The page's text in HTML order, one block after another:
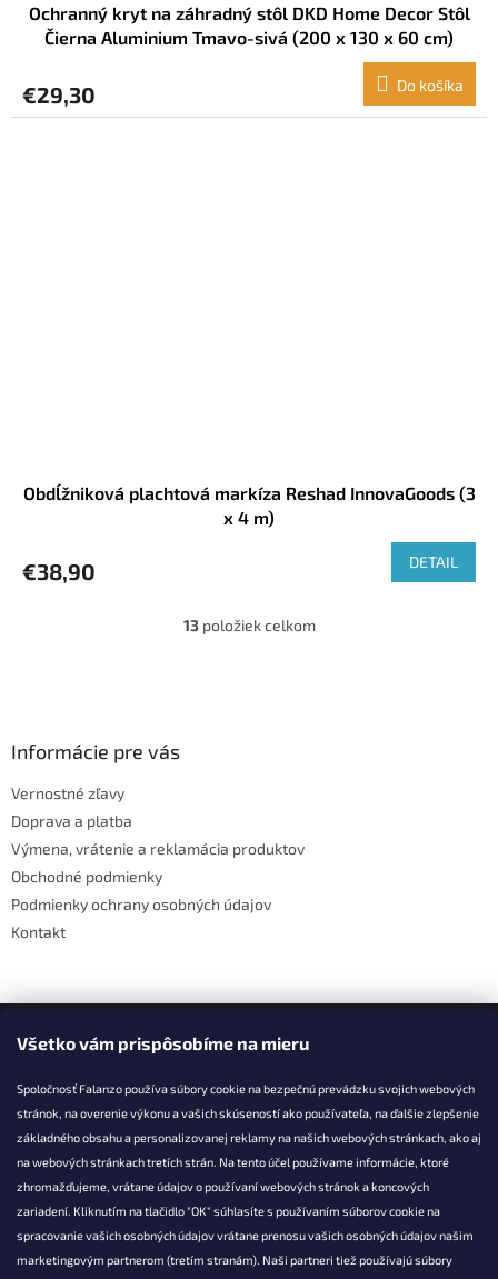
Všetko vám prispôsobíme na mieru
Spoločnosť Falanzo používa súbory cookie na bezpečnú prevádzku svojich webových
stránok, na overenie výkonu a vašich skúseností ako používateľa, na ďalšie zlepšenie
základného obsahu a personalizovanej reklamy na našich webových stránkach, ako aj
na webových stránkach tretích strán. Na tento účel používame informácie, ktoré
zhromažďujeme, vrátane údajov o používaní webových stránok a koncových
zariadení. Kliknutím na tlačidlo "OK" súhlasíte s používaním súborov cookie na
spracovanie vašich osobných údajov vrátane prenosu vašich osobných údajov našim
marketingovým partnerom (tretím stranám). Naši partneri tiež používajú súbory
Ochranný kryt na záhradný stôl DKD Home Decor Stôl
Čierna Aluminium Tmavo-sivá (200 x 130 x 60 cm)
€29,30 Do košíka
Obdĺžniková plachtová markíza Reshad InnovaGoods (3
x 4 m)
€38,90 DETAIL
O
r
y
i
s
13položiek celkom
Informácie pre vás
Vernostné zľavy
Doprava a platba
Výmena, vrátenie a reklamácia produktov
Obchodné podmienky
Podmienky ochrany osobných údajov
Kontakt
Facebook
KONTAKT
info@falanzo.sk
Falanzo.sk
FalanzoSK